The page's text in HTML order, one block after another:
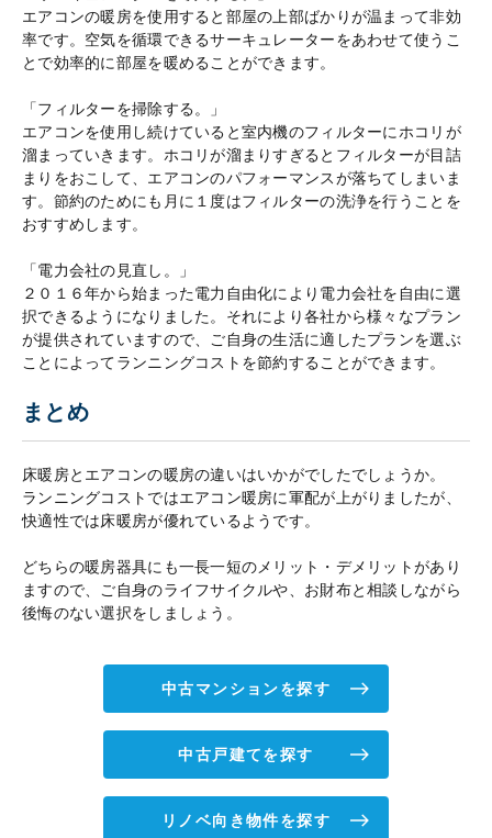
エアコンの暖房を使用すると部屋の上部ばかりが温まって非効
率です。空気を循環できるサーキュレーターをあわせて使うこ
とで効率的に部屋を暖めることができます。
「フィルターを掃除する。」
エアコンを使用し続けていると室内機のフィルターにホコリが
溜まっていきます。ホコリが溜まりすぎるとフィルターが目詰
まりをおこして、エアコンのパフォーマンスが落ちてしまいま
す。節約のためにも月に１度はフィルターの洗浄を行うことを
おすすめします。
「電力会社の見直し。」
２０１６年から始まった電力自由化により電力会社を自由に選
択できるようになりました。それにより各社から様々なプラン
が提供されていますので、ご自身の生活に適したプランを選ぶ
ことによってランニングコストを節約することができます。
まとめ
床暖房とエアコンの暖房の違いはいかがでしたでしょうか。
ランニングコストではエアコン暖房に軍配が上がりましたが、
快適性では床暖房が優れているようです。
どちらの暖房器具にも一長一短のメリット・デメリットがあり
ますので、ご自身のライフサイクルや、お財布と相談しながら
後悔のない選択をしましょう。
中古マンションを探す
中古戸建てを探す
リノベ向き物件を探す